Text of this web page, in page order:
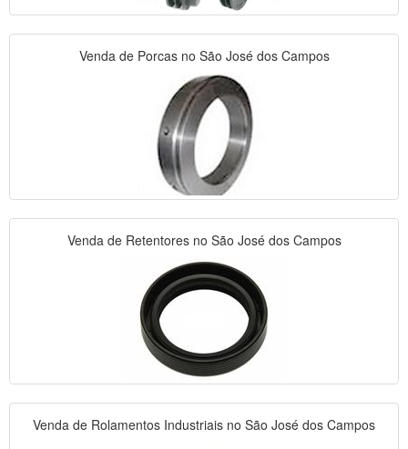
Venda de Porcas no São José dos Campos
Venda de Retentores no São José dos Campos
Venda de Rolamentos Industriais no São José dos Campos